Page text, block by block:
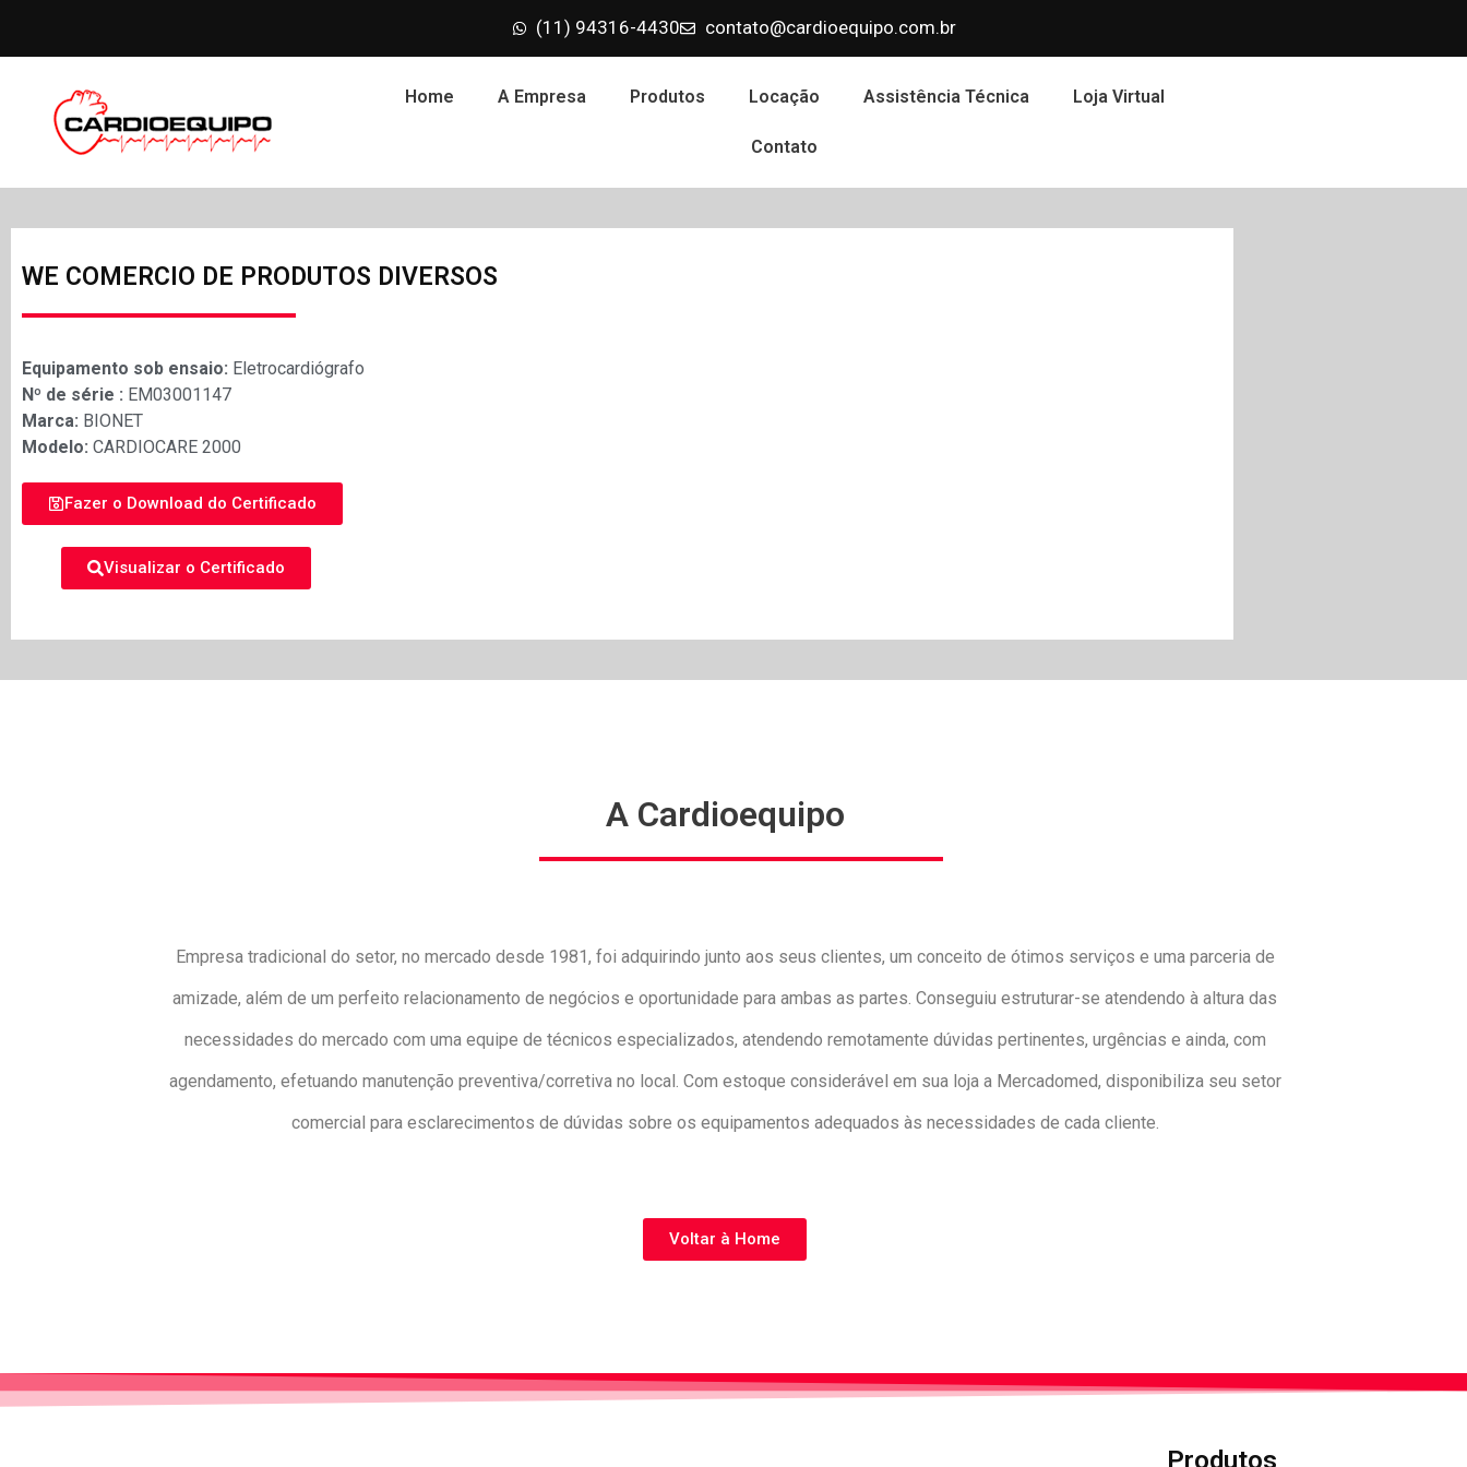
(11) 94316-4430 contato@cardioequipo.com.br
Home A Empresa Produtos Locação Assistência Técnica Loja Virtual
Contato
WE COMERCIO DE PRODUTOS DIVERSOS
Equipamento sob ensaio: Eletrocardiógrafo
Nº de série : EM03001147
Marca: BIONET
Modelo: CARDIOCARE 2000
Fazer o Download do Certificado
Visualizar o Certificado
A Cardioequipo
Empresa tradicional do setor, no mercado desde 1981, foi adquirindo junto aos seus clientes, um conceito de ótimos serviços e uma parceria de
amizade, além de um perfeito relacionamento de negócios e oportunidade para ambas as partes. Conseguiu estruturar-se atendendo à altura das
necessidades do mercado com uma equipe de técnicos especializados, atendendo remotamente dúvidas pertinentes, urgências e ainda, com
agendamento, efetuando manutenção preventiva/corretiva no local. Com estoque considerável em sua loja a Mercadomed, disponibiliza seu setor
comercial para esclarecimentos de dúvidas sobre os equipamentos adequados às necessidades de cada cliente.
Voltar à Home
Produtos